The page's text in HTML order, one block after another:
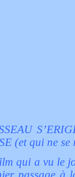
(et qui ne
qui a vu le